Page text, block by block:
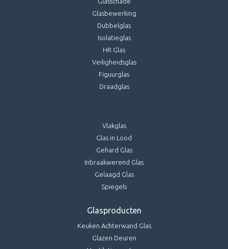
Glasbewerking
Dubbelglas
Isolatieglas
HR Glas
Veiligheidsglas
Figuurglas
Draadglas
Vlakglas
Glas in Lood
Gehard Glas
Inbraakwerend Glas
Gelaagd Glas
Spiegels
Glasproducten
Keuken Achterwand Glas
Glazen Deuren